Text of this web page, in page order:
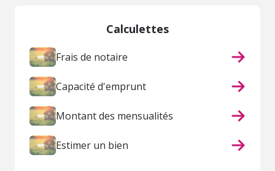
Calculettes
Frais de notaire
Capacité d'emprunt
Montant des mensualités
Estimer un bien